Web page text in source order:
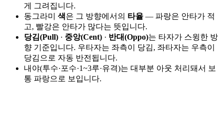
게 그려집니다.
동그라미 색은 그 방향에서의 타율 — 파랑은 안타가 적
고, 빨강은 안타가 많다는 뜻입니다.
당김(Pull) · 중앙(Cent) · 반대(Oppo)는 타자가 스윙한 방
향 기준입니다. 우타자는 좌측이 당김, 좌타자는 우측이
당김으로 자동 반전됩니다.
내야(투수·포수·1~3루·유격)는 대부분 아웃 처리돼서 보
통 파랑으로 보입니다.